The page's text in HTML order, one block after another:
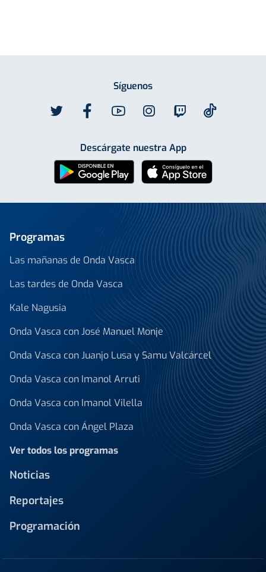
Síguenos
Descárgate nuestra App
Programas
Las mañanas de Onda Vasca
Las tardes de Onda Vasca
Kale Nagusia
Onda Vasca con José Manuel Monje
Onda Vasca con Juanjo Lusa y Samu Valcárcel
Onda Vasca con Imanol Arruti
Onda Vasca con Imanol Vilella
Onda Vasca con Ángel Plaza
Ver todos los programas
Noticias
Reportajes
Programación